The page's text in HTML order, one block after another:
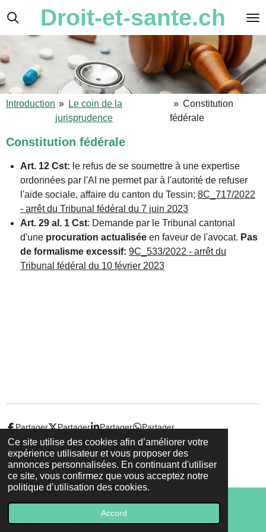
Ce site utilise des cookies afin d’améliorer votre
expérience utilisateur et vous proposer des
annonces personnalisées. En continuant d'utiliser
ce site, vous confirmez que vous acceptez notre
politique d’utilisation des cookies.
Accord
Passer
contenu
principal
Droit-et-sante.ch
Introduction » Le coin de la
jurisprudence
» Constitution
fédérale
Constitution fédérale
Art. 12 Cst: le refus de se soumettre à une expertise
ordonnées par l'AI ne permet par à l'autorité de refuser
l'aide sociale, affaire du canton du Tessin; 8C_717/2022
- arrêt du Tribunal fédéral du 7 juin 2023
Art. 29 al. 1 Cst: Demande par le Tribunal cantonal
d'une procuration actualisée en faveur de l'avocat. Pas
de formalisme excessif: 9C_533/2022 - arrêt du
Tribunal fédéral du 10 février 2023
Partager Partager Partager Partager
© 2022 - 2026 Droit-et-sante.ch
Propulsé par Webador
E-mail